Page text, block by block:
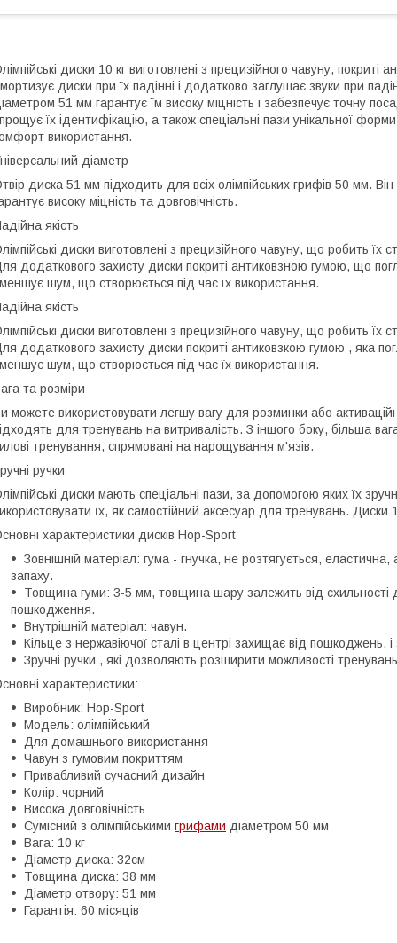
диски 10 кг виготовлені з прецизійного чавуну,
диски при їх падінні і додатково заглушає звуки при
51 мм гарантує їм високу міцність і забезпечує точну
їх ідентифікацію, а також спеціальні пази унікальної
використання.
діаметр
диска 51 мм підходить для всіх олімпійських грифів 50 мм.
високу міцність та довговічність.
якість
диски виготовлені з прецизійного чавуну, що робить їх
додаткового захисту диски покриті антиковзною гумою, що
шум, що створюється під час їх використання.
якість
диски виготовлені з прецизійного чавуну, що робить їх
додаткового захисту диски покриті антиковзкою гумою , яка
шум, що створюється під час їх використання.
та розміри
можете використовувати легшу вагу для розминки або
для тренувань на витривалість. З іншого боку, більша
тренування, спрямовані на нарощування м'язів.
ручки
диски мають спеціальні пази, за допомогою яких їх
їх, як самостійний аксесуар для тренувань. Диски
характеристики дисків Hop-Sport
Зовнішній матеріал: гума - гнучка, не розтягується,
запаху.
Товщина гуми: 3-5 мм, товщина шару залежить від схильності
пошкодження.
Внутрішній матеріал: чавун.
Кільце з нержавіючої сталі в центрі захищає від пошкоджень,
Зручні ручки , які дозволяють розширити можливості
характеристики:
Виробник: Hop-Sport
Модель: олімпійський
Для домашнього використання
Чавун з гумовим покриттям
Привабливий сучасний дизайн
Колір: чорний
Висока довговічність
Сумісний з олімпійськими грифами діаметром 50 мм
Вага: 10 кг
Діаметр диска: 32см
Товщина диска: 38 мм
Діаметр отвору: 51 мм
Гарантія: 60 місяців